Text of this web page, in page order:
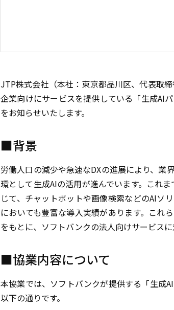
JTP株式会社（本社：東京都品川区、代表取
企業向けにサービスを提供している「生成AI
をお知らせいたします。
■背景
労働人口の減少や急速なDXの進展により、業
環として生成AIの活用が進んでいます。これ
じて、チャットボットや画像検索などのAIソ
においても豊富な導入実績があります。これ
をもとに、ソフトバンクの法人向けサービス
■協業内容について
本協業では、ソフトバンクが提供する「生成
以下の通りです。